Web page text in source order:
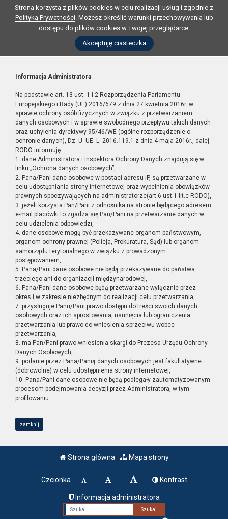
Strona korzysta z plików cookies w celu realizacji usług i zgodnie z
Polityką Prywatności. Możesz określić warunki przechowywania lub
dostępu do plików cookies w Twojej przeglądarce.
Akceptuję ciasteczka
Informacja Administratora
Na podstawie art. 13 ust. 1 i 2 Rozporządzenia Parlamentu
Europejskiego i Rady (UE) 2016/679 z dnia 27 kwietnia 2016r. w
sprawie ochrony osób fizycznych w związku z przetwarzaniem
danych osobowych i w sprawie swobodnego przepływu takich danych
oraz uchylenia dyrektywy 95/46/WE (ogólne rozporządzenie o
ochronie danych), Dz. U. UE. L. 2016.119.1 z dnia 4 maja 2016r., dalej
RODO informuję:
1. dane Administratora i Inspektora Ochrony Danych znajdują się w
linku „Ochrona danych osobowych”,
2. Pana/Pani dane osobowe w postaci adresu IP, są przetwarzane w
celu udostępniania strony internetowej oraz wypełnienia obowiązków
prawnych spoczywających na administratorze(art.6 ust.1 lit.c RODO),
3. jeżeli korzysta Pan/Pani z odnośnika na stronie będącego adresem
e-mail placówki to zgadza się Pan/Pani na przetwarzanie danych w
celu udzielenia odpowiedzi,
4. dane osobowe mogą być przekazywane organom państwowym,
organom ochrony prawnej (Policja, Prokuratura, Sąd) lub organom
samorządu terytorialnego w związku z prowadzonym
postępowaniem,
5. Pana/Pani dane osobowe nie będą przekazywane do państwa
trzeciego ani do organizacji międzynarodowej,
6. Pana/Pani dane osobowe będą przetwarzane wyłącznie przez
okres i w zakresie niezbędnym do realizacji celu przetwarzania,
7. przysługuje Panu/Pani prawo dostępu do treści swoich danych
osobowych oraz ich sprostowania, usunięcia lub ograniczenia
przetwarzania lub prawo do wniesienia sprzeciwu wobec
przetwarzania,
8. ma Pan/Pani prawo wniesienia skargi do Prezesa Urzędu Ochrony
Danych Osobowych,
9. podanie przez Pana/Panią danych osobowych jest fakultatywne
(dobrowolne) w celu udostępnienia strony internetowej,
10. Pana/Pani dane osobowe nie będą podlegały zautomatyzowanym
procesom podejmowania decyzji przez Administratora, w tym
profilowaniu.
zamknij
Strona główna Mapa strony
Czcionka Kontrast
Informacja administratora
Fraza